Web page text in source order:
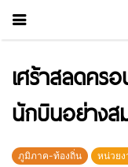
เศร้าสลดคร
นักบินอย่างส
ภูมิภาค-ท้องถิ่น หน่วยง